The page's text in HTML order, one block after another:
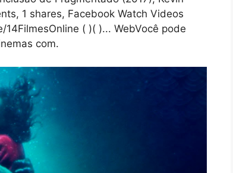
1 shares, Facebook Watch Videos
( )( )... WebVocê pode
com.